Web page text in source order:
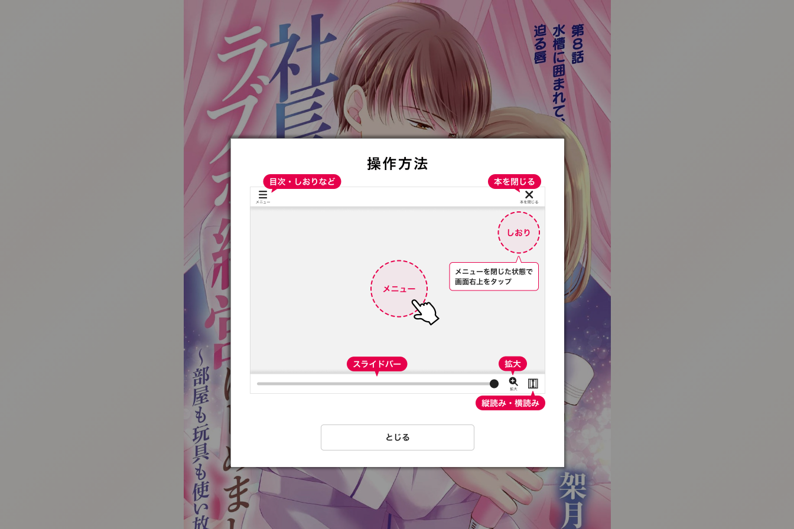
:692.15.691.69:t-vnqp.lunrzsdszk.vn.oi
:692.15.691.69:t-vnqp.lunrzsdszk.vn.oi :692.15.691.69:t-vnqp.lunrzsdszk.vn.oi